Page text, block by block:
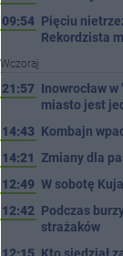
09:54 Pięciu
Rekordzista
Wczoraj
21:57 Inowrocław
miasto jest
14:43 Kombajn
14:21 Zmiany dla
12:49 W sobotę
12:42 Podczas
strażaków